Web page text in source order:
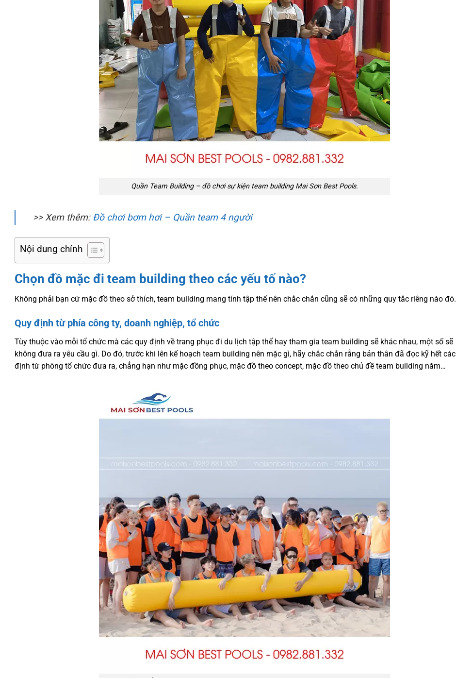
Quần Team Building – đồ chơi sự kiện team building Mai Sơn Best Pools.
>> Xem thêm: Đồ chơi bơm hơi – Quần team 4 người
Nội dung chính
Chọn đồ mặc đi team building theo các yếu tố nào?
Không phải bạn cứ mặc đồ theo sở thích, team building mang tính tập thể nên chắc chắn cũng sẽ có những quy tắc riêng nào đó.
Quy định từ phía công ty, doanh nghiệp, tổ chức
Tùy thuộc vào mỗi tổ chức mà các quy định về trang phục đi du lịch tập thể hay tham gia team building sẽ khác nhau, một số sẽ
không đưa ra yêu cầu gì. Do đó, trước khi lên kế hoạch team building nên mặc gì, hãy chắc chắn rằng bản thân đã đọc kỹ hết
định từ phòng tổ chức đưa ra, chẳng hạn như mặc đồng phục, mặc đồ theo concept, mặc đồ theo chủ đề team building năm…